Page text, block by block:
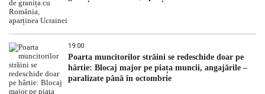
19:00
Poarta muncitorilor străini se redeschide doar pe
hârtie: Blocaj major pe piața muncii, angajările –
paralizate până în octombrie